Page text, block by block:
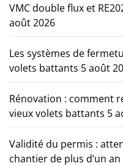
VMC double flux et
août 2026
Les systèmes de
volets battants 5 août
Rénovation : comment
vieux volets battants 5
Validité du permis :
chantier de plus d’un an